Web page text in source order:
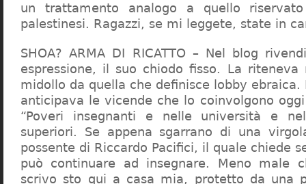
un trattamento analogo a quello
palestinesi. Ragazzi, se mi leggete, state in
SHOA? ARMA DI RICATTO – Nel blog
espressione, il suo chiodo fisso. La
midollo da quella che definisce lobby ebraica.
anticipava le vicende che lo coinvolgono
“Poveri insegnanti e nelle università e
superiori. Se appena sgarrano di una
possente di Riccardo Pacifici, il quale chiede
può continuare ad insegnare. Meno male
scrivo sto qui a casa mia, protetto da una